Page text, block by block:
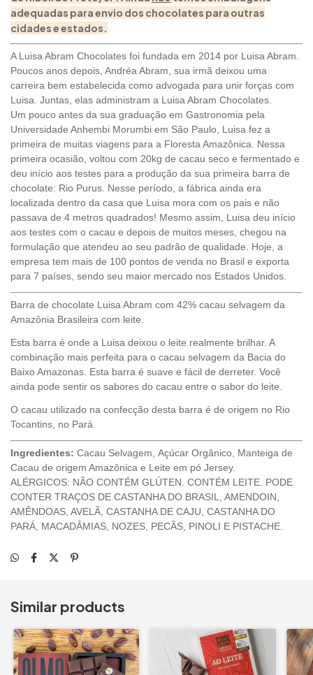
adequadas para envio dos chocolates para outras
cidades e estados.
A Luisa Abram Chocolates foi fundada em 2014 por Luisa Abram.
Poucos anos depois, Andréa Abram, sua irmã deixou uma
carreira bem estabelecida como advogada para unir forças com
Luisa. Juntas, elas administram a Luisa Abram Chocolates.
Um pouco antes da sua graduação em Gastronomia pela
Universidade Anhembi Morumbi em São Paulo, Luisa fez a
primeira de muitas viagens para a Floresta Amazônica. Nessa
primeira ocasião, voltou com 20kg de cacau seco e fermentado e
deu início aos testes para a produção da sua primeira barra de
chocolate: Rio Purus. Nesse período, a fábrica ainda era
localizada dentro da casa que Luisa mora com os pais e não
passava de 4 metros quadrados! Mesmo assim, Luisa deu início
aos testes com o cacau e depois de muitos meses, chegou na
formulação que atendeu ao seu padrão de qualidade. Hoje, a
empresa tem mais de 100 pontos de venda no Brasil e exporta
para 7 países, sendo seu maior mercado nos Estados Unidos.
Barra de chocolate Luisa Abram com 42% cacau selvagem da
Amazônia Brasileira com leite.
Esta barra é onde a Luisa deixou o leite realmente brilhar. A
combinação mais perfeita para o cacau selvagem da Bacia do
Baixo Amazonas. Esta barra é suave e fácil de derreter. Você
ainda pode sentir os sabores do cacau entre o sabor do leite.
O cacau utilizado na confecção desta barra é de origem no Rio
Tocantins, no Pará.
Ingredientes: Cacau Selvagem, Açúcar Orgânico, Manteiga de
Cacau de origem Amazônica e Leite em pó Jersey.
ALÉRGICOS: NÃO CONTÉM GLÚTEN. CONTÉM LEITE. PODE
CONTER TRAÇOS DE CASTANHA DO BRASIL, AMENDOIN,
AMÊNDOAS, AVELÃ, CASTANHA DE CAJU, CASTANHA DO
PARÁ, MACADÂMIAS, NOZES, PECÃS, PINOLI E PISTACHE.
Similar products